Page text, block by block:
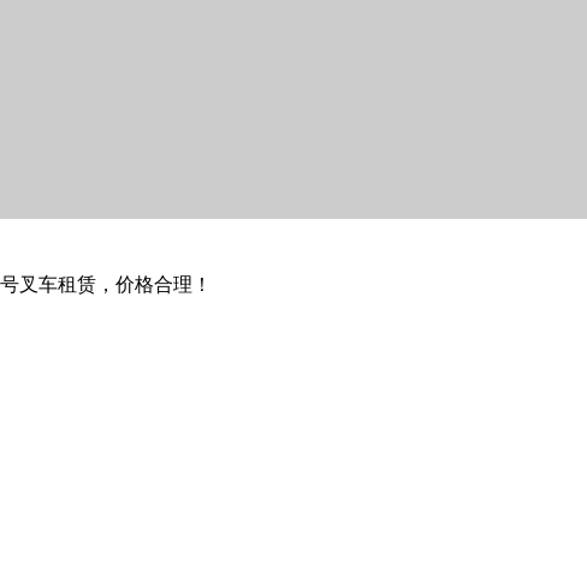
叉车租赁，价格合理！